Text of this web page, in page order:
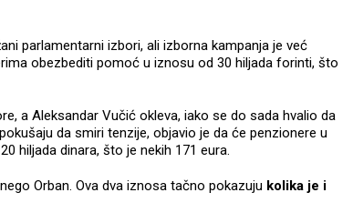
parlamentarni izbori, ali izborna kampanja je već
obezbediti pomoć u iznosu od 30 hiljada forinti, što
a Aleksandar Vučić okleva, iako se do sada hvalio da
da smiri tenzije, objavio je da će penzionere u
hiljada dinara, što je nekih 171 eura.
Orban. Ova dva iznosa tačno pokazuju kolika je i